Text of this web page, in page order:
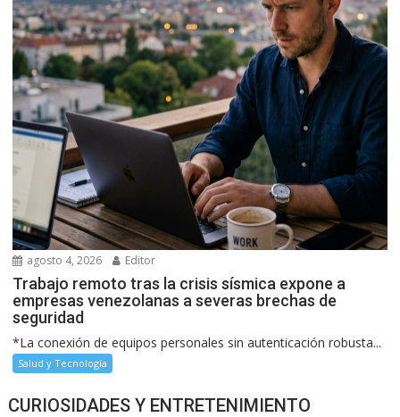
agosto 4, 2026 Editor
Trabajo remoto tras la crisis sísmica expone a
empresas venezolanas a severas brechas de
seguridad
*La conexión de equipos personales sin autenticación robusta...
Salud y Tecnología
CURIOSIDADES Y ENTRETENIMIENTO